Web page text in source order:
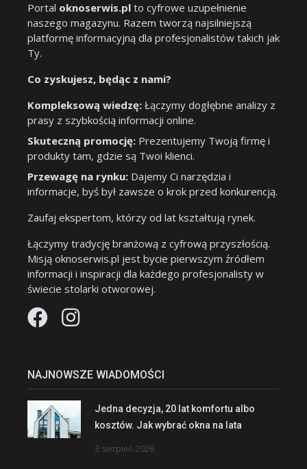
Portal oknoserwis.pl to cyfrowe uzupełnienie
naszego magazynu. Razem tworzą najsilniejszą
platformę informacyjną dla profesjonalistów takich jak
Ty.
Co zyskujesz, będąc z nami?
Kompleksową wiedzę: Łączymy dogłębne analizy z
prasy z szybkością informacji online.
Skuteczną promocję: Prezentujemy Twoją firmę i
produkty tam, gdzie są Twoi klienci.
Przewagę na rynku: Dajemy Ci narzędzia i
informacje, byś był zawsze o krok przed konkurencją.
Zaufaj ekspertom, którzy od lat kształtują rynek.
Łączymy tradycję branżową z cyfrową przyszłością.
Misją oknoserwis.pl jest bycie pierwszym źródłem
informacji i inspiracji dla każdego profesjonalisty w
świecie stolarki otworowej.
NAJNOWSZE WIADOMOŚCI
Jedna decyzja, 20 lat komfortu albo
kosztów. Jak wybrać okna na lata
3 sierpień 2026